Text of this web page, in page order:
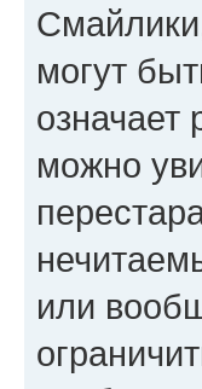
могут
означает
можно
или